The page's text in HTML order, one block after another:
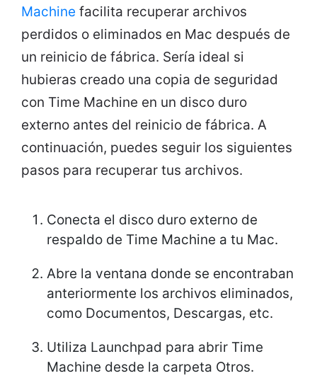
Machine facilita recuperar archivos
perdidos o eliminados en Mac después de
un reinicio de fábrica. Sería ideal si
hubieras creado una copia de seguridad
con Time Machine en un disco duro
externo antes del reinicio de fábrica. A
continuación, puedes seguir los siguientes
pasos para recuperar tus archivos.
Conecta el disco duro externo de
respaldo de Time Machine a tu Mac.
Abre la ventana donde se encontraban
anteriormente los archivos eliminados,
como Documentos, Descargas, etc.
Utiliza Launchpad para abrir Time
Machine desde la carpeta Otros.